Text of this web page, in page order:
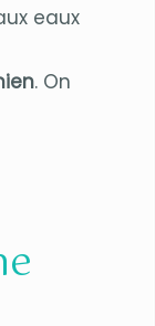
eaux
. On